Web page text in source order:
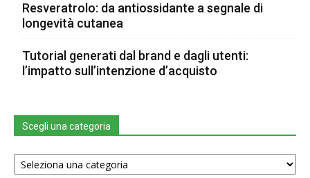
Resveratrolo: da antiossidante a segnale di
longevità cutanea
Tutorial generati dal brand e dagli utenti:
l’impatto sull’intenzione d’acquisto
Scegli una categoria
Scegli
una